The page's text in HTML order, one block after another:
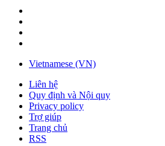
Vietnamese (VN)
Liên hệ
Quy định và Nội quy
Privacy policy
Trợ giúp
Trang chủ
RSS